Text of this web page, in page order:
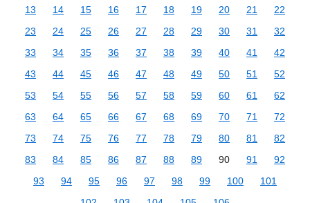
13
14 15 16 17 18 19 20 21
22
23
24 25 26 27 28 29 30 31
32
33
34 35 36 37 38 39 40 41
42
43
44 45 46 47 48 49 50 51
52
53
54 55 56 57 58 59 60 61
62
63
64 65 66 67 68 69 70 71
72
73
74 75 76 77 78 79 80 81
82
83
84 85 86 87 88 89 90 91
92
93
94 95 96 97 98 99 100
101